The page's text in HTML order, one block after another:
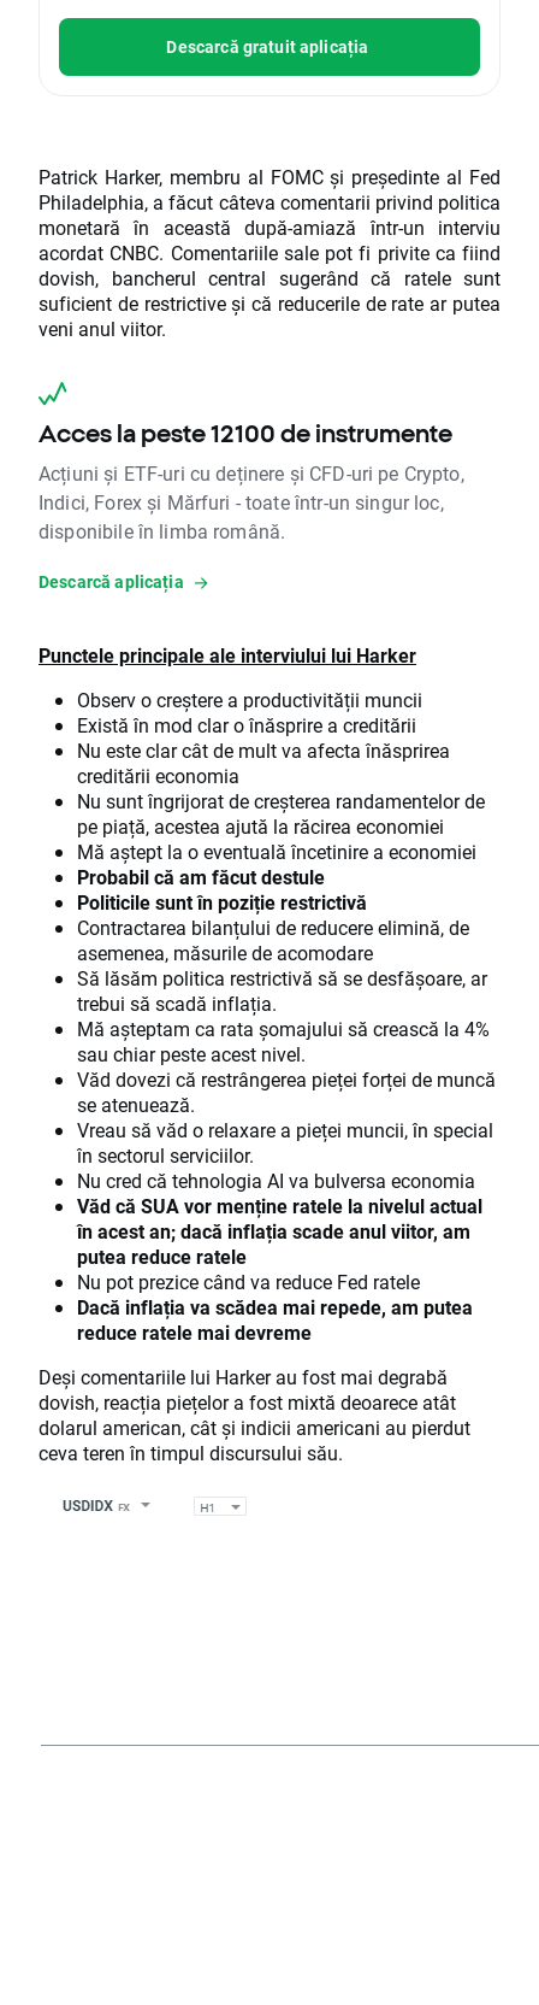
Descarcă gratuit aplicația
Patrick Harker, membru al FOMC și președinte al Fed
Philadelphia, a făcut câteva comentarii privind politica
monetară în această după-amiază într-un interviu
acordat CNBC. Comentariile sale pot fi privite ca fiind
dovish, bancherul central sugerând că ratele sunt
suficient de restrictive și că reducerile de rate ar putea
veni anul viitor.
Acces la peste 12100 de instrumente
Acțiuni și ETF-uri cu deținere și CFD-uri pe Crypto,
Indici, Forex și Mărfuri - toate într-un singur loc,
disponibile în limba română.
Descarcă aplicația
Punctele principale ale interviului lui Harker
Observ o creștere a productivității muncii
Există în mod clar o înăsprire a creditării
Nu este clar cât de mult va afecta înăsprirea
creditării economia
Nu sunt îngrijorat de creșterea randamentelor de
pe piață, acestea ajută la răcirea economiei
Mă aștept la o eventuală încetinire a economiei
Probabil că am făcut destule
Politicile sunt în poziție restrictivă
Contractarea bilanțului de reducere elimină, de
asemenea, măsurile de acomodare
Să lăsăm politica restrictivă să se desfășoare, ar
trebui să scadă inflația.
Mă așteptam ca rata șomajului să crească la 4%
sau chiar peste acest nivel.
Văd dovezi că restrângerea pieței forței de muncă
se atenuează.
Vreau să văd o relaxare a pieței muncii, în special
în sectorul serviciilor.
Nu cred că tehnologia AI va bulversa economia
Văd că SUA vor menține ratele la nivelul actual
în acest an; dacă inflația scade anul viitor, am
putea reduce ratele
Nu pot prezice când va reduce Fed ratele
Dacă inflația va scădea mai repede, am putea
reduce ratele mai devreme
Deși comentariile lui Harker au fost mai degrabă
dovish, reacția piețelor a fost mixtă deoarece atât
dolarul american, cât și indicii americani au pierdut
ceva teren în timpul discursului său.